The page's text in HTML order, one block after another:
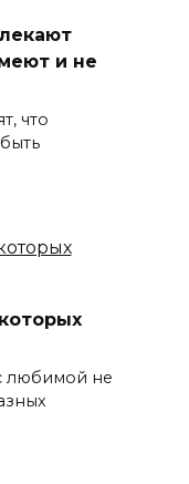
и не
что
любимой не